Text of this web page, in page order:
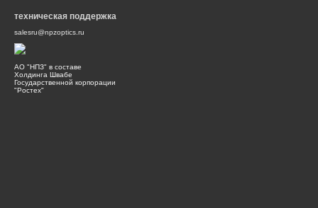
техническая поддержка
salesru@npzoptics.ru
АО "НПЗ" в составе
Холдинга Швабе
Государственной корпорации
"Ростех"